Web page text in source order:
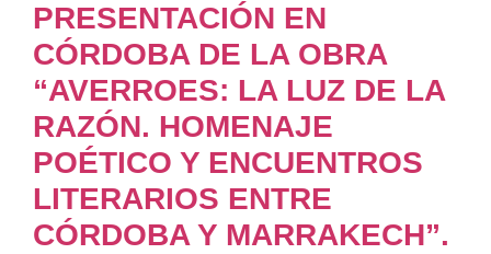
PRESENTACIÓN EN
CÓRDOBA DE LA OBRA
“AVERROES: LA LUZ DE LA
RAZÓN. HOMENAJE
POÉTICO Y ENCUENTROS
LITERARIOS ENTRE
CÓRDOBA Y MARRAKECH”.